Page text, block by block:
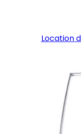
Location